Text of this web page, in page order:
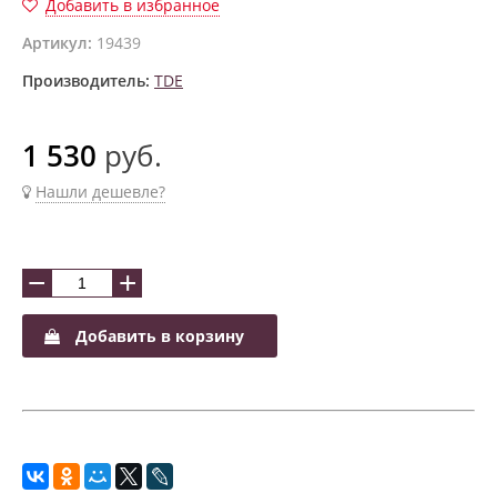
Добавить в избранное
Артикул: 19439
Производитель: TDE
1 530 руб.
Нашли дешевле?
− +
Добавить в корзину